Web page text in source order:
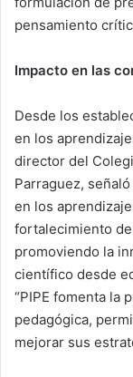
pensamiento
Impacto en las
Desde los
en los
director del
Parraguez,
en los
fortalecimiento
promoviendo la
científico desde
“PIPE fomenta la
pedagógica,
mejorar sus